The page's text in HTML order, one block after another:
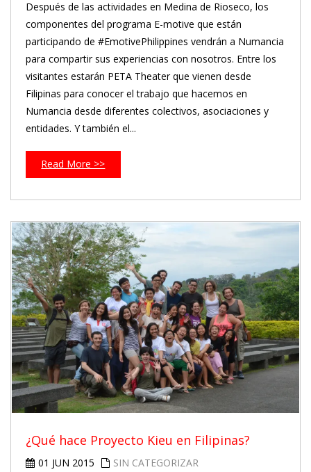
Después de las actividades en Medina de Rioseco, los
componentes del programa E-motive que están
participando de #EmotivePhilippines vendrán a Numancia
para compartir sus experiencias con nosotros. Entre los
visitantes estarán PETA Theater que vienen desde
Filipinas para conocer el trabajo que hacemos en
Numancia desde diferentes colectivos, asociaciones y
entidades. Y también el...
Read More >>
¿Qué hace Proyecto Kieu en Filipinas?
01 JUN 2015 SIN CATEGORIZAR